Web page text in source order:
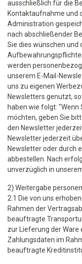
ausschließlich für die
Kontaktaufnahme und
Administration
nach abschließender
Sie dies wünschen und
werden
unserem E-Mail-
uns zu eigenen
Newsletters genutzt,
haben wie folgt:
möchten, geben Sie
den Newsletter
Newsletter jederzeit
Newsletter oder durch
abbestellen. Nach
unverzüglich in
2) Weitergabe
2.1 Die von uns
Rahmen der
beauftragte
zur Lieferung der Ware
Zahlungsdaten im
beauftragte